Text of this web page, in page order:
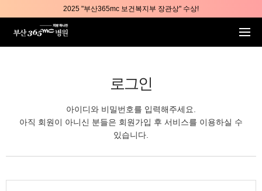
2025 "부산365mc 보건복지부 장관상" 수상!
부산365mc병원, 8/15(토) 광복절 정상진료
로그인
아이디와 비밀번호를 입력해주세요.
아직 회원이 아니신 분들은 회원가입 후 서비스를 이용하실 수
있습니다.